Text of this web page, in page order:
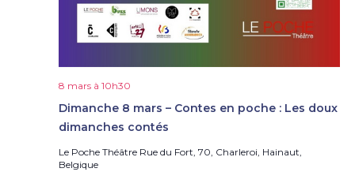
Dimanche 8 mars – Contes en poche : Les doux
dimanches contés
8 mars à 10h30
Le Poche Théâtre Rue du Fort, 70, Charleroi, Hainaut,
Belgique